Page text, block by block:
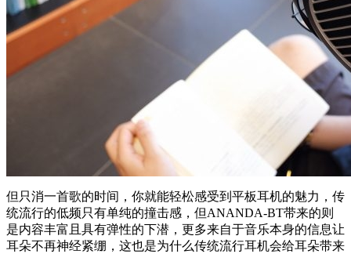
但只消一首歌的时间，你就能轻松感受到平板耳机的魅力，传
统流行的低频只有单纯的撞击感，但ANANDA-BT带来的则
是内容丰富且具有弹性的下潜，更多来自于音乐本身的信息让
耳朵不再神经紧绷，这也是为什么传统流行耳机会给耳朵带来